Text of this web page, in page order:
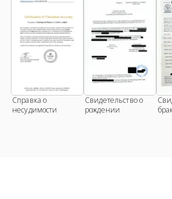
Справка о
несудимости
Свидетельство о
рождении